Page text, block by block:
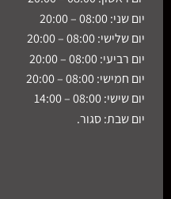
יום שני: 08:00 – 20:00
יום שלישי: 08:00 – 20:00
יום רביעי: 08:00 – 20:00
יום חמישי: 08:00 – 20:00
יום שישי: 08:00 – 14:00
יום שבת: סגור.